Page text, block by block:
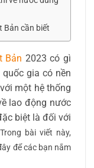
Bản cần biết
Bản 2023 có gì
gia có nền
một hệ thống
lao động nước
biệt là đối với
Trong bài viết này,
để các bạn nắm